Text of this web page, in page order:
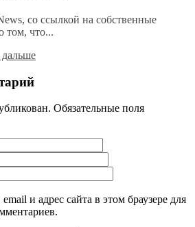
со ссылкой на собственные
том, что...
дальше
Обязательные поля
и адрес сайта в этом браузере для